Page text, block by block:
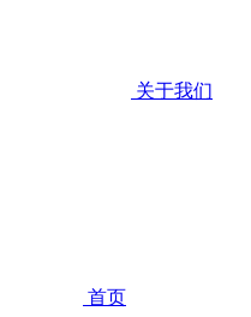
关于我们
首页